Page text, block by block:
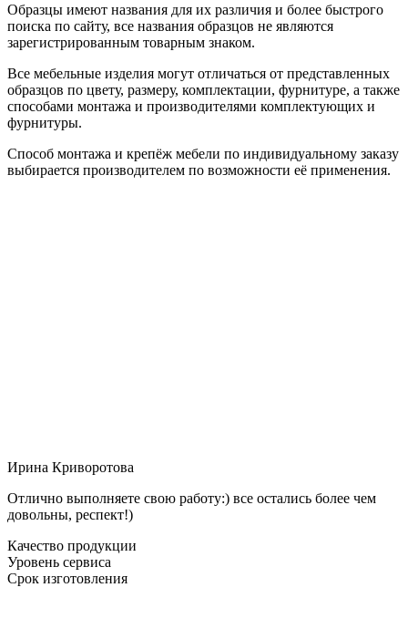
Образцы имеют названия для их различия и более быстрого
поиска по сайту, все названия образцов не являются
зарегистрированным товарным знаком.
Все мебельные изделия могут отличаться от представленных
образцов по цвету, размеру, комплектации, фурнитуре, а также
способами монтажа и производителями комплектующих и
фурнитуры.
Способ монтажа и крепёж мебели по индивидуальному заказу
выбирается производителем по возможности её применения.
Ирина Криворотова
Отлично выполняете свою работу:) все остались более чем
довольны, респект!)
Качество продукции
Уровень сервиса
Срок изготовления